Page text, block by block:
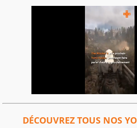
DÉCOUVREZ TOUS NOS